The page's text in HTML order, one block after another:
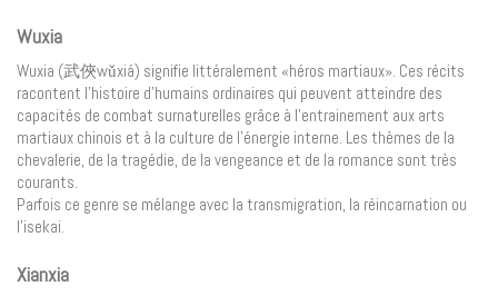
Wuxia
Wuxia (武俠wǔxiá) signifie littéralement «héros martiaux». Ces récits
racontent l’histoire d’humains ordinaires qui peuvent atteindre des
capacités de combat surnaturelles grâce à l’entrainement aux arts
martiaux chinois et à la culture de l’énergie interne. Les thèmes de la
chevalerie, de la tragédie, de la vengeance et de la romance sont très
courants.
Parfois ce genre se mélange avec la transmigration, la réincarnation ou
l’isekai.
Xianxia